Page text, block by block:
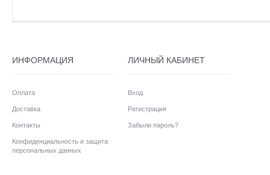
ИНФОРМАЦИЯ
Оплата
Доставка
Контакты
Конфиденциальность и защита
персональных данных
ЛИЧНЫЙ КАБИНЕТ
Вход
Регистрация
Забыли пароль?